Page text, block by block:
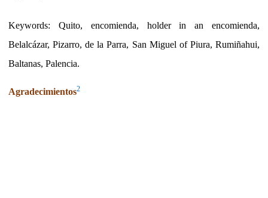
Keywords: Quito, encomienda, holder in an encomienda,
Belalcázar, Pizarro, de la Parra, San Miguel of Piura, Rumiñahui,
Baltanas, Palencia.
Agradecimientos2